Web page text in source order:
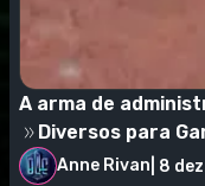
A arma de
Diversos para
Anne Rivan 8 dez